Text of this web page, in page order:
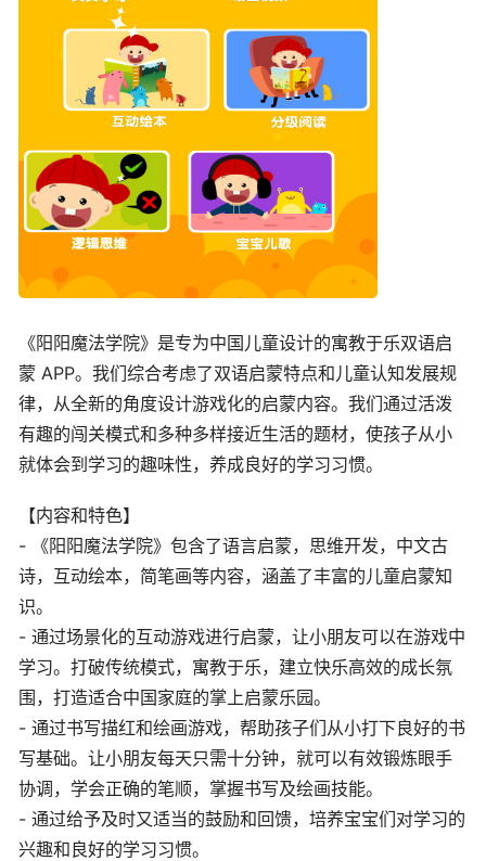
《阳阳魔法学院》是专为中国儿童设计的寓教于乐双语启
蒙 APP。我们综合考虑了双语启蒙特点和儿童认知发展规
律，从全新的角度设计游戏化的启蒙内容。我们通过活泼
有趣的闯关模式和多种多样接近生活的题材，使孩子从小
就体会到学习的趣味性，养成良好的学习习惯。
【内容和特色】
- 《阳阳魔法学院》包含了语言启蒙，思维开发，中文古
诗，互动绘本，简笔画等内容，涵盖了丰富的儿童启蒙知
识。
- 通过场景化的互动游戏进行启蒙，让小朋友可以在游戏中
学习。打破传统模式，寓教于乐，建立快乐高效的成长氛
围，打造适合中国家庭的掌上启蒙乐园。
- 通过书写描红和绘画游戏，帮助孩子们从小打下良好的书
写基础。让小朋友每天只需十分钟，就可以有效锻炼眼手
协调，学会正确的笔顺，掌握书写及绘画技能。
- 通过给予及时又适当的鼓励和回馈，培养宝宝们对学习的
兴趣和良好的学习习惯。